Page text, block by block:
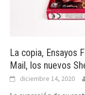
La copia, Ensayos
Mail, los nuevos
diciembre 14, 2020